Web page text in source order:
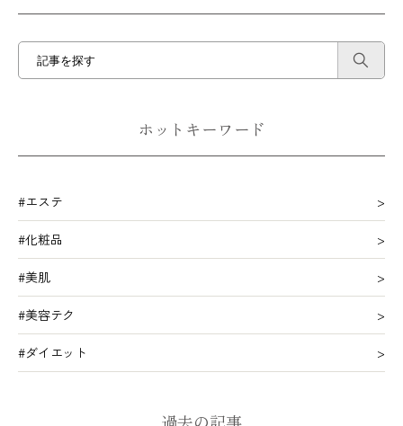
ホットキーワード
#エステ
#化粧品
#美肌
#美容テク
#ダイエット